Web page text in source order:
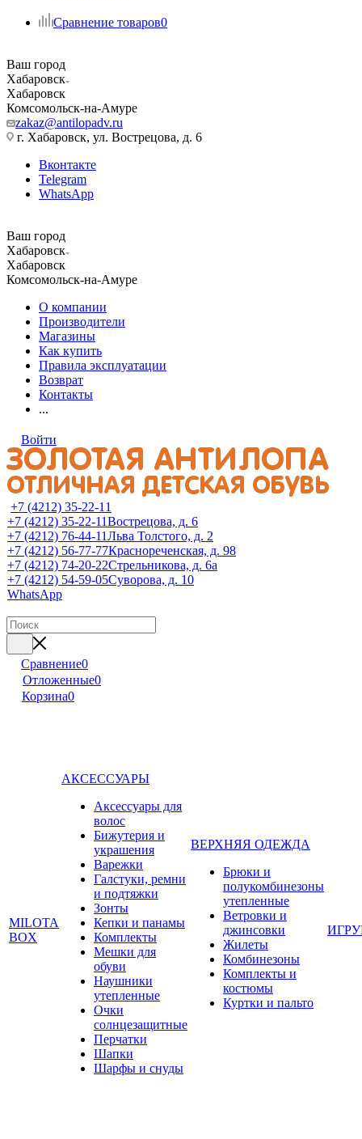
Сравнение товаров0
Ваш город
Хабаровск
Хабаровск
Комсомольск-на-Амуре
zakaz@antilopadv.ru
г. Хабаровск, ул. Вострецова, д. 6
Вконтакте
Telegram
WhatsApp
Ваш город
Хабаровск
Хабаровск
Комсомольск-на-Амуре
О компании
Производители
Магазины
Как купить
Правила эксплуатации
Возврат
Контакты
...
Войти
+7 (4212) 35-22-11
+7 (4212) 35-22-11Вострецова, д. 6
+7 (4212) 76-44-11Льва Толстого, д. 2
+7 (4212) 56-77-77Краснореченская, д. 98
+7 (4212) 74-20-22Стрельникова, д. 6а
+7 (4212) 54-59-05Суворова, д. 10
WhatsApp
Сравнение0
Отложенные0
Корзина0
MILOTA
BOX
АКСЕССУАРЫ
Аксессуары для
волос
Бижутерия и
украшения
Варежки
Галстуки, ремни
и подтяжки
Зонты
Кепки и панамы
Комплекты
Мешки для
обуви
Наушники
утепленные
Очки
солнцезащитные
Перчатки
Шапки
Шарфы и снуды
ВЕРХНЯЯ ОДЕЖДА
Брюки и
полукомбинезоны
утепленные
Ветровки и
джинсовки
Жилеты
Комбинезоны
Комплекты и
костюмы
Куртки и пальто